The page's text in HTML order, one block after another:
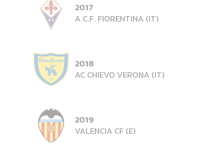
2017
A.C.F. FIORENTINA (IT)
2018
AC CHIEVO VERONA (IT)
2019
VALENCIA CF (E)